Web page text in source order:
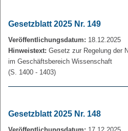
Gesetzblatt 2025 Nr. 149
Veröffentlichungsdatum: 18.12.2025
Hinweistext: Gesetz zur Regelung der
im Geschäftsbereich Wissenschaft
(S. 1400 - 1403)
Gesetzblatt 2025 Nr. 148